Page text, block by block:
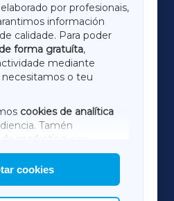
por profesionais,
información
calidade. Para poder
de forma gratuíta,
mediante
necesitamos o teu
cookies de analítica
Tamén
de marketing
terceiros.
a elección das
permitir.
cookies
LUGOXA